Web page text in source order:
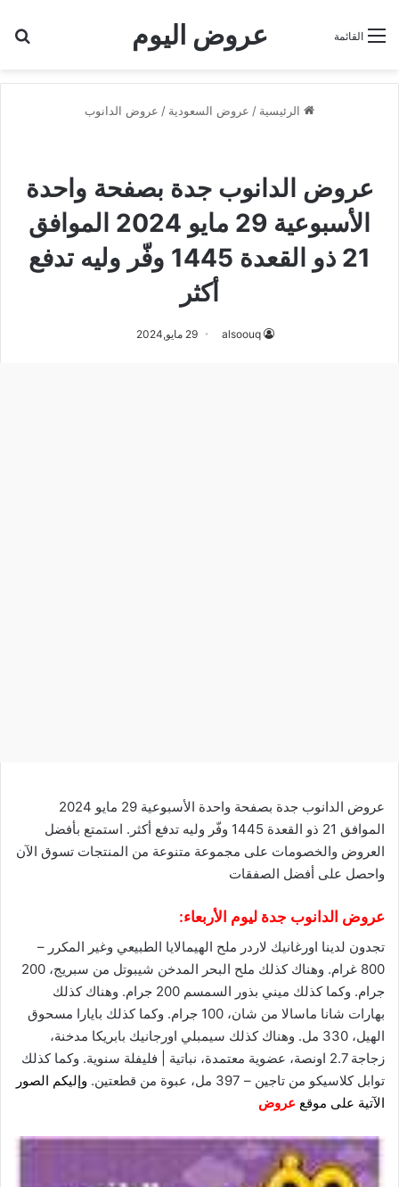
عروض اليوم القائمة
الرئيسية / عروض السعودية / عروض الدانوب
عروض الدانوب جدة بصفحة واحدة
الأسبوعية 29 مايو 2024 الموافق
21 ذو القعدة 1445 وفّر وليه تدفع
أكثر
alsoouq 29 مايو,2024
عروض الدانوب جدة بصفحة واحدة الأسبوعية 29 مايو 2024
الموافق 21 ذو القعدة 1445 وفّر وليه تدفع أكثر. استمتع بأفضل
العروض والخصومات على مجموعة متنوعة من المنتجات تسوق الآن
واحصل على أفضل الصفقات
عروض الدانوب جدة ليوم الأربعاء:
تجدون لدينا اورغانيك لاردر ملح الهيمالايا الطبيعي وغير المكرر –
800 غرام. وهناك كذلك ملح البحر المدخن شيبوتل من سبريج، 200
جرام. وكما كذلك ميني بذور السمسم 200 جرام. وهناك كذلك
بهارات شانا ماسالا من شان، 100 جرام. وكما كذلك بايارا مسحوق
الهيل، 330 مل. وهناك كذلك سيمبلي اورجانيك بابريكا مدخنة،
زجاجة 2.7 اونصة، عضوية معتمدة، نباتية | فليفلة سنوية. وكما كذلك
توابل كلاسيكو من تاجين – 397 مل، عبوة من قطعتين.
وإليكم الصور
الآتية على موقع عروض